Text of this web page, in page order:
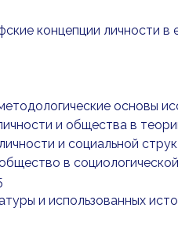
концепции личности
основы
и общества в
и социальной
в
и использованных